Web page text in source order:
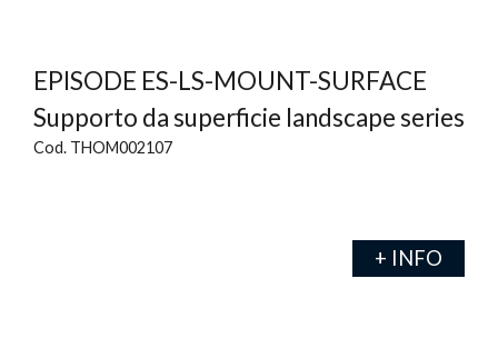
EPISODE ES-LS-MOUNT-SURFACE
Supporto da superficie landscape series
Cod. THOM002107
+ INFO